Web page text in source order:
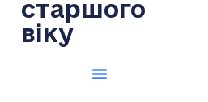
старшого
віку